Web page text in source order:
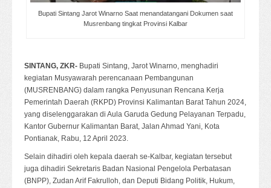
Bupati Sintang Jarot Winarno Saat menandatangani Dokumen saat
Musrenbang tingkat Provinsi Kalbar
SINTANG, ZKR- Bupati Sintang, Jarot Winarno, menghadiri
kegiatan Musyawarah perencanaan Pembangunan
(MUSRENBANG) dalam rangka Penyusunan Rencana Kerja
Pemerintah Daerah (RKPD) Provinsi Kalimantan Barat Tahun 2024,
yang diselenggarakan di Aula Garuda Gedung Pelayanan Terpadu,
Kantor Gubernur Kalimantan Barat, Jalan Ahmad Yani, Kota
Pontianak, Rabu, 12 April 2023.
Selain dihadiri oleh kepala daerah se-Kalbar, kegiatan tersebut
juga dihadiri Sekretaris Badan Nasional Pengelola Perbatasan
(BNPP), Zudan Arif Fakrulloh, dan Deputi Bidang Politik, Hukum,